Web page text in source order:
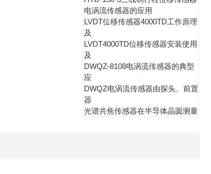
电涡流传感器的应用
LVDT位移传感器4000TD工作原理
及
LVDT4000TD位移传感器安装使用
及
DWQZ-8108电涡流传感器的典型
应
DWQZ电涡流传感器由探头、前置
器
光谱共焦传感器在半导体晶圆测量